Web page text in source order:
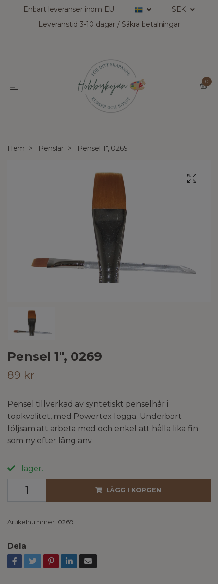
Enbart leveranser inom EU
SEK
Leveranstid 3-10 dagar / Säkra betalningar
0
Hem Penslar Pensel 1", 0269
Pensel 1", 0269
89 kr
Pensel tillverkad av syntetiskt penselhår i
topkvalitet, med Powertex logga. Underbart
följsam att arbeta med och enkel att hålla lika fin
som ny efter lång anv
I lager.
LÄGG I KORGEN
Artikelnummer: 0269
Dela